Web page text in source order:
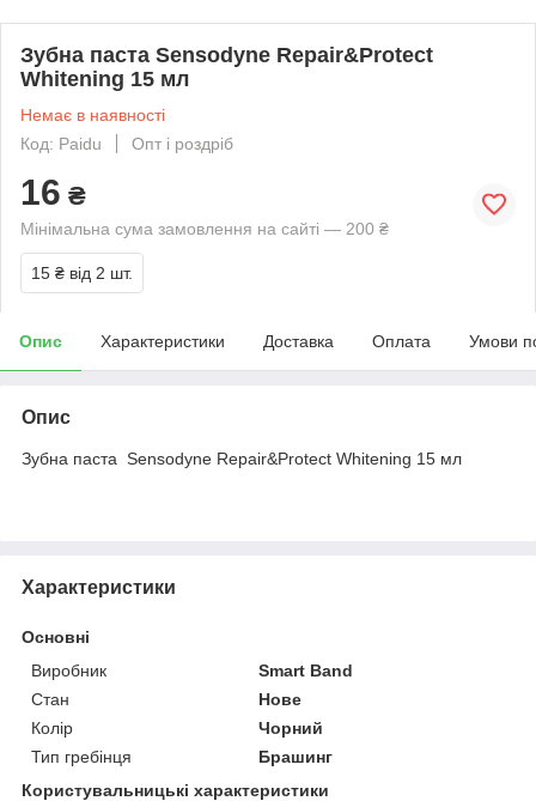
Зубна паста Sensodyne Repair&Protect
Whitening 15 мл
Немає в наявності
Код: Paidu
Опт і роздріб
16 ₴
Мінімальна сума замовлення на сайті — 200 ₴
15 ₴ від 2 шт.
Опис Характеристики Доставка Оплата Умови
Опис
Зубна паста Sensodyne Repair&Protect Whitening 15 мл
Характеристики
Основні
Виробник
Smart Band
Стан
Нове
Колір
Чорний
Тип гребінця
Брашинг
Користувальницькі характеристики